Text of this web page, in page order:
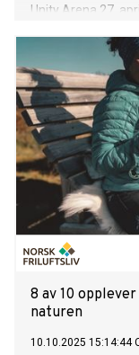
Unity Arena 27.
8 av 10
naturen
10.10.2025 15:14:44